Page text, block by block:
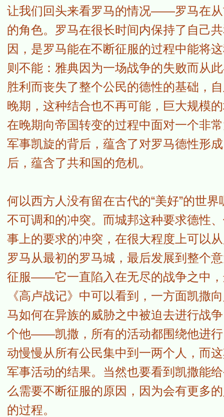
让我们回头来看罗马的情况——罗马在
的角色。罗马在很长时间内保持了自己
因，是罗马能在不断征服的过程中能将
则不能：雅典因为一场战争的失败而从
胜利而丧失了整个公民的德性的基础，
晚期，这种结合也不再可能，巨大规模
在晚期向帝国转变的过程中面对一个非
军事凯旋的背后，蕴含了对罗马德性形
后，蕴含了共和国的危机。
何以西方人没有留在古代的“美好”的世
不可调和的冲突。而城邦这种要求德性
事上的要求的冲突，在很大程度上可以
罗马从最初的罗马城，最后发展到整个
征服——它一直陷入在无尽的战争之中
《高卢战记》中可以看到，一方面凯撒
马如何在异族的威胁之中被迫去进行战
个他——凯撒，所有的活动都围绕他进
动慢慢从所有公民集中到一两个人，而
军事活动的结果。当然也要看到凯撒能
么需要不断征服的原因，因为会有更多
的过程。